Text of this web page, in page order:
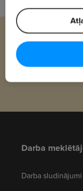
Darba
Darba sludinājumi